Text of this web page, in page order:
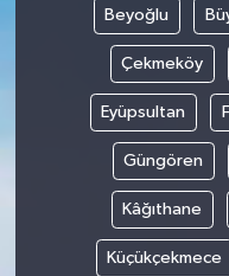
Beyoğlu
Çekmeköy
Eyüpsultan
Güngören
Kâğıthane
Küçükçekmece